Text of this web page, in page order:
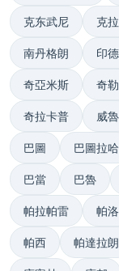
克东武尼 克
南丹格朗 印
奇亞米斯 奇
奇拉卡普 威魯
巴圖 巴圖拉哈
巴當 巴魯
帕拉帕雷 帕
帕西 帕達拉朗